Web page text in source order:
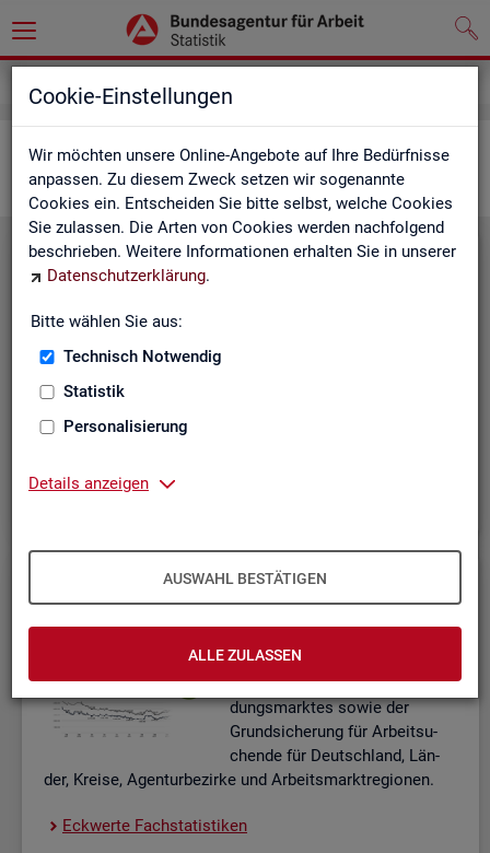
Cookie-Einstellungen
Wir möchten unsere Online-Angebote auf Ihre Bedürfnisse
anpassen. Zu diesem Zweck setzen wir sogenannte
Cookies ein. Entscheiden Sie bitte selbst, welche Cookies
Sie zulassen. Die Arten von Cookies werden nachfolgend
beschrieben. Weitere Informationen erhalten Sie in unserer
Datenschutzerklärung.
Bitte wählen Sie aus:
Technisch Notwendig
Statistik
Personalisierung
Details anzeigen
AUSWAHL BESTÄTIGEN
ALLE ZULASSEN
Ar­beits­markt im Über­blick
Eck­wer­te Ar­beits­markt
Eck­wer­te Ar­beits­markt
Eck­wer­te Fach­sta­tis­ti­ken
bel­len zu den ak­tu­el­len Eck­
wer­ten des Ar­beits- und Aus­bil­
dungs­mark­tes sowie der
Grund­si­che­rung für Ar­beit­su­
chen­de für Deutsch­land, Län­
der, Krei­se, Agen­tur­be­zir­ke und Ar­beits­markt­re­gio­nen.
Eck­wer­te Fach­sta­tis­ti­ken